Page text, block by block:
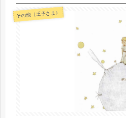
その他（王子さま）